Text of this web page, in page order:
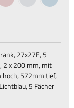
27x27E, 5
2 x 200 mm, mit
hoch, 572mm tief,
5 Fächer